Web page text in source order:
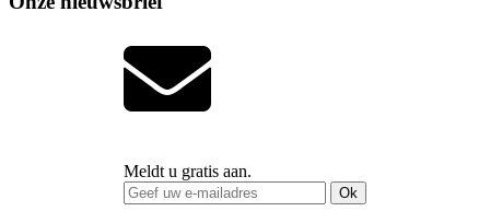
Meldt u gratis aan.
Ok